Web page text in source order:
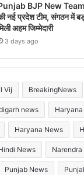
BJP New Team:
नई प्रदेश टीम, संगठन में
अहम जिम्मेदारी
3 days ago
Vij BreakingNews
news Haryana
Haryana News
News Narendra
Punjab News